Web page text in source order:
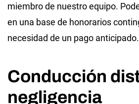
miembro de nuestro equipo.
en una base de honorarios
necesidad de un pago anticipado.
Conducción
negligencia